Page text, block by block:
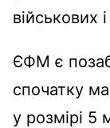
військових
ЄФМ є
спочатку
у розмірі 5